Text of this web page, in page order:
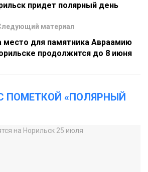
придет полярный день
материал
место для памятника Авраамию
продолжится до 8 июня
ПОМЕТКОЙ «ПОЛЯРНЫЙ